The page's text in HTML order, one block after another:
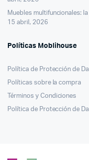
Muebles multifuncionales:
15 abril, 2026
Políticas Moblihouse
Política de Protección de
Políticas sobre la compra
Términos y Condiciones
Política de Protección de